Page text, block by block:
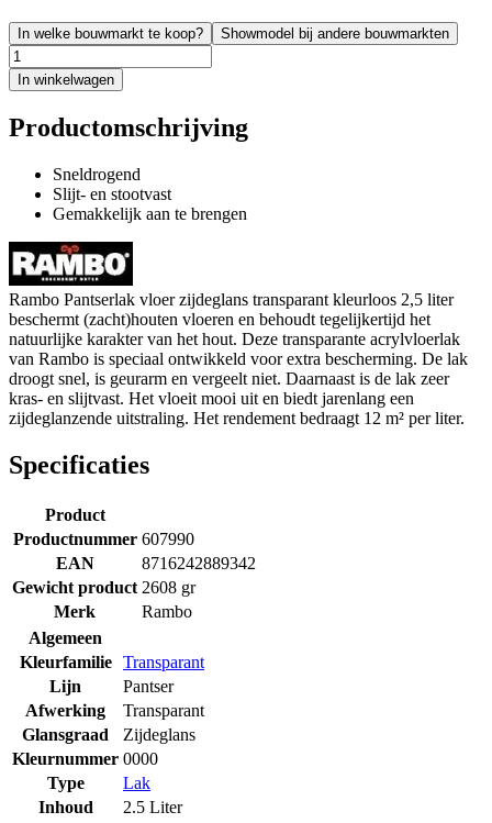
In welke bouwmarkt te koop? Showmodel bij andere bouwmarkten
In winkelwagen
Productomschrijving
Sneldrogend
Slijt- en stootvast
Gemakkelijk aan te brengen
Rambo Pantserlak vloer zijdeglans transparant kleurloos 2,5 liter
beschermt (zacht)houten vloeren en behoudt tegelijkertijd het
natuurlijke karakter van het hout. Deze transparante acrylvloerlak
van Rambo is speciaal ontwikkeld voor extra bescherming. De lak
droogt snel, is geurarm en vergeelt niet. Daarnaast is de lak zeer
kras- en slijtvast. Het vloeit mooi uit en biedt jarenlang een
zijdeglanzende uitstraling. Het rendement bedraagt 12 m² per liter.
Specificaties
Product
Productnummer 607990
EAN
8716242889342
Gewicht product 2608 gr
Merk
Rambo
Algemeen
Kleurfamilie
Transparant
Lijn
Pantser
Afwerking
Transparant
Glansgraad
Zijdeglans
Kleurnummer 0000
Type
Lak
Inhoud
2.5 Liter